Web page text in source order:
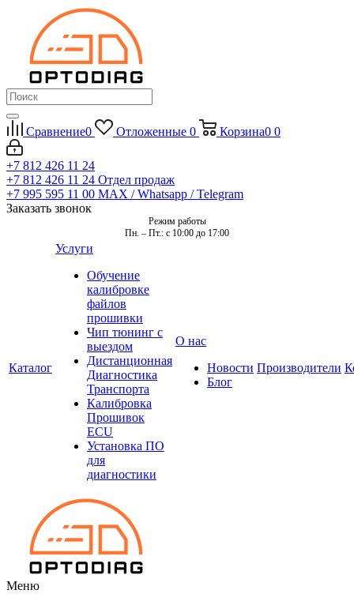
Сравнение0 Отложенные 0 Корзина0 0
+7 812 426 11 24
+7 812 426 11 24 Отдел продаж
+7 995 595 11 00 MAX / Whatsapp / Telegram
Заказать звонок
Режим работы
Пн. – Пт.: с 10:00 до 17:00
Каталог
Услуги
Обучение
калибровке
файлов
прошивки
Чип тюнинг с
выездом
Дистанционная
Диагностика
Транспорта
Калибровка
Прошивок
ECU
Установка ПО
для
диагностики
О нас
Новости
Блог
Производители
Меню